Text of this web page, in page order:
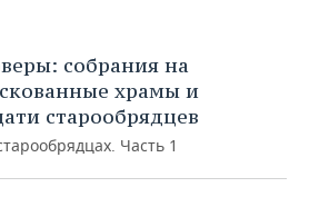
собрания на
храмы и
старообрядцев
Часть 1